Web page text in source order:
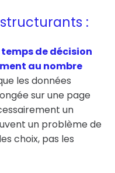
:
de décision
au nombre
les données
sur une page
un
un problème de
choix, pas les